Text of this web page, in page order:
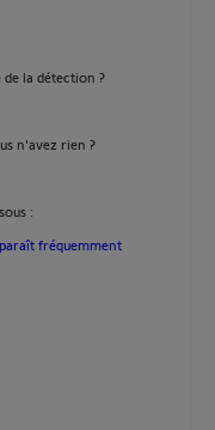
la détection ?
n'avez rien ?
:
fréquemment